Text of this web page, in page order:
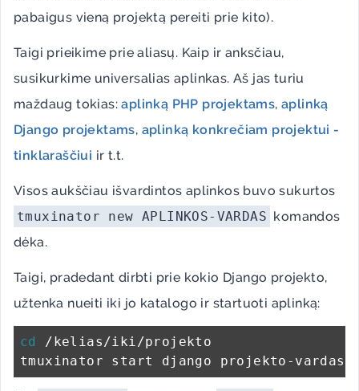
pabaigus vieną projektą pereiti prie kito).
Taigi prieikime prie aliasų. Kaip ir anksčiau,
susikurkime universalias aplinkas. Aš jas turiu
maždaug tokias:aplinką PHP projektams,aplinką
Django projektams, aplinką konkrečiam projektui -
tinklaraščiui ir t.t.
Visos aukščiau išvardintos aplinkos buvo sukurtos
tmuxinator new APLINKOS-VARDAS komandos
dėka.
Taigi, pradedant dirbti prie kokio Django projekto,
užtenka nueiti iki jo katalogo ir startuoti aplinką:
cd
/kelias/iki/projekto